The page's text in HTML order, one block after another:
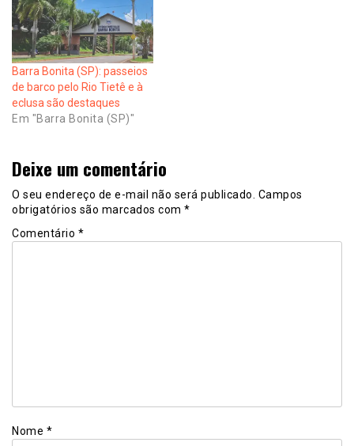
Barra Bonita (SP): passeios
de barco pelo Rio Tietê e à
eclusa são destaques
Em "Barra Bonita (SP)"
Deixe um comentário
O seu endereço de e-mail não será publicado. Campos
obrigatórios são marcados com *
Comentário *
Nome *